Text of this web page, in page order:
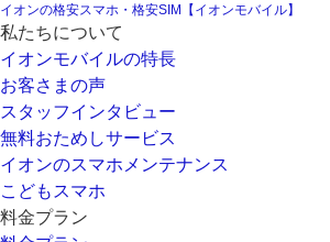
イオンの格安スマホ・格安SIM【イオンモバイル】
私たちについて
イオンモバイルの特長
お客さまの声
スタッフインタビュー
無料おためしサービス
イオンのスマホメンテナンス
こどもスマホ
料金プラン